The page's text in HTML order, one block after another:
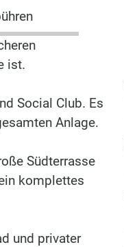
ist.
Social Club. Es
Anlage.
Südterrasse
komplettes
und privater